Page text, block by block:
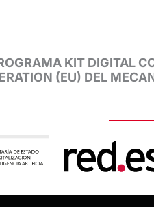
KIT DIGITAL
(EU) DEL